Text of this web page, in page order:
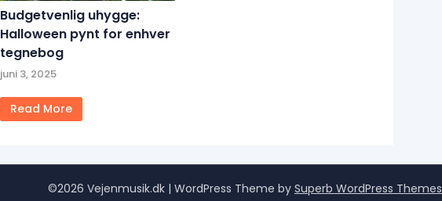
Budgetvenlig uhygge:
Halloween pynt for enhver
tegnebog
juni 3, 2025
Read More
©2026 Vejenmusik.dk | WordPress Theme by Superb WordPress Themes